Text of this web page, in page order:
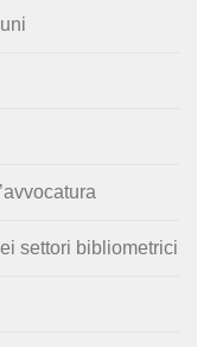
settori bibliometrici